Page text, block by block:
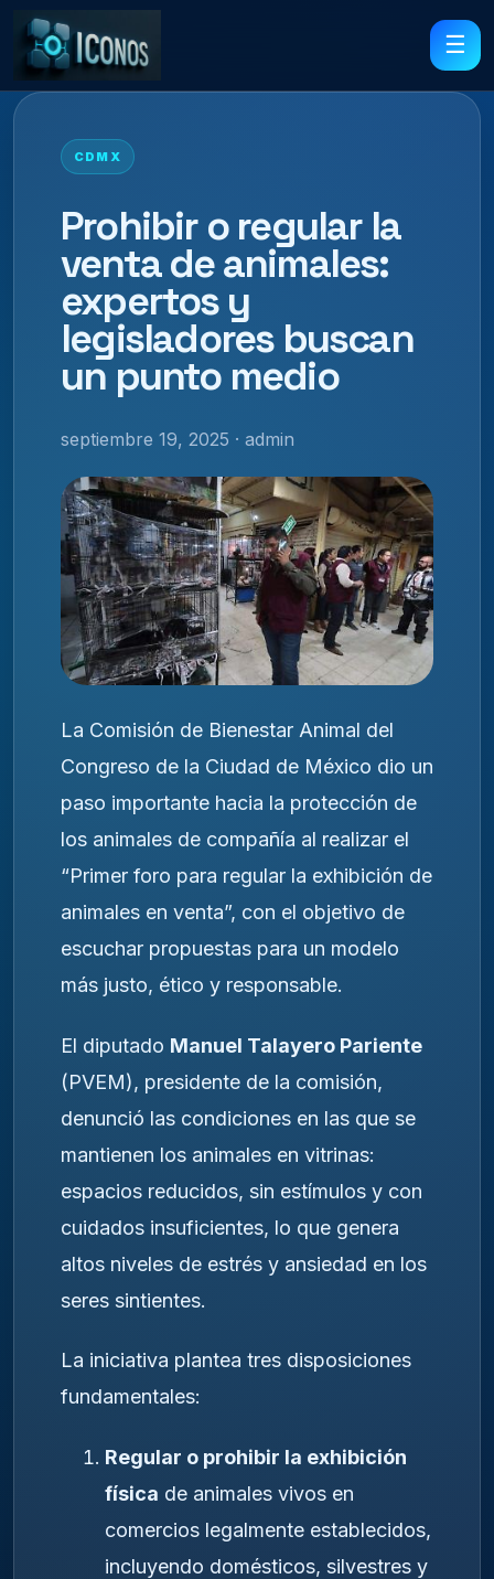
☰
CDMX
Prohibir o regular la
venta de animales:
expertos y
legisladores buscan
un punto medio
septiembre 19, 2025 · admin
La Comisión de Bienestar Animal del
Congreso de la Ciudad de México dio un
paso importante hacia la protección de
los animales de compañía al realizar el
“Primer foro para regular la exhibición de
animales en venta”, con el objetivo de
escuchar propuestas para un modelo
más justo, ético y responsable.
El diputado Manuel Talayero Pariente
(PVEM), presidente de la comisión,
denunció las condiciones en las que se
mantienen los animales en vitrinas:
espacios reducidos, sin estímulos y con
cuidados insuficientes, lo que genera
altos niveles de estrés y ansiedad en los
seres sintientes.
La iniciativa plantea tres disposiciones
fundamentales:
Regular o prohibir la exhibición
física de animales vivos en
comercios legalmente establecidos,
incluyendo domésticos, silvestres y